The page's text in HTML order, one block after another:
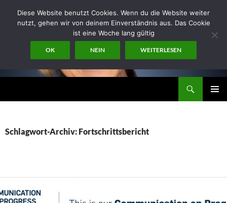
Inhalt
Schlagwort-Archiv: Fortschrittsbericht
Diese Website benutzt Cookies. Wenn du die Website weiter
nutzt, gehen wir von deinem Einverständnis aus. Das Cookie
ist eine Woche lang gültig
OK NEIN WEITERLESEN